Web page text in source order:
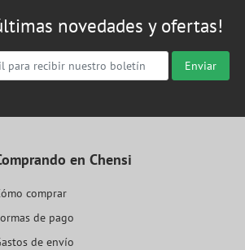
novedades y ofertas!
Enviar
en Chensi
comprar
de pago
de envío